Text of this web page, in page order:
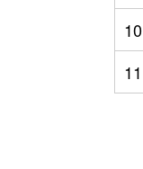
10
11